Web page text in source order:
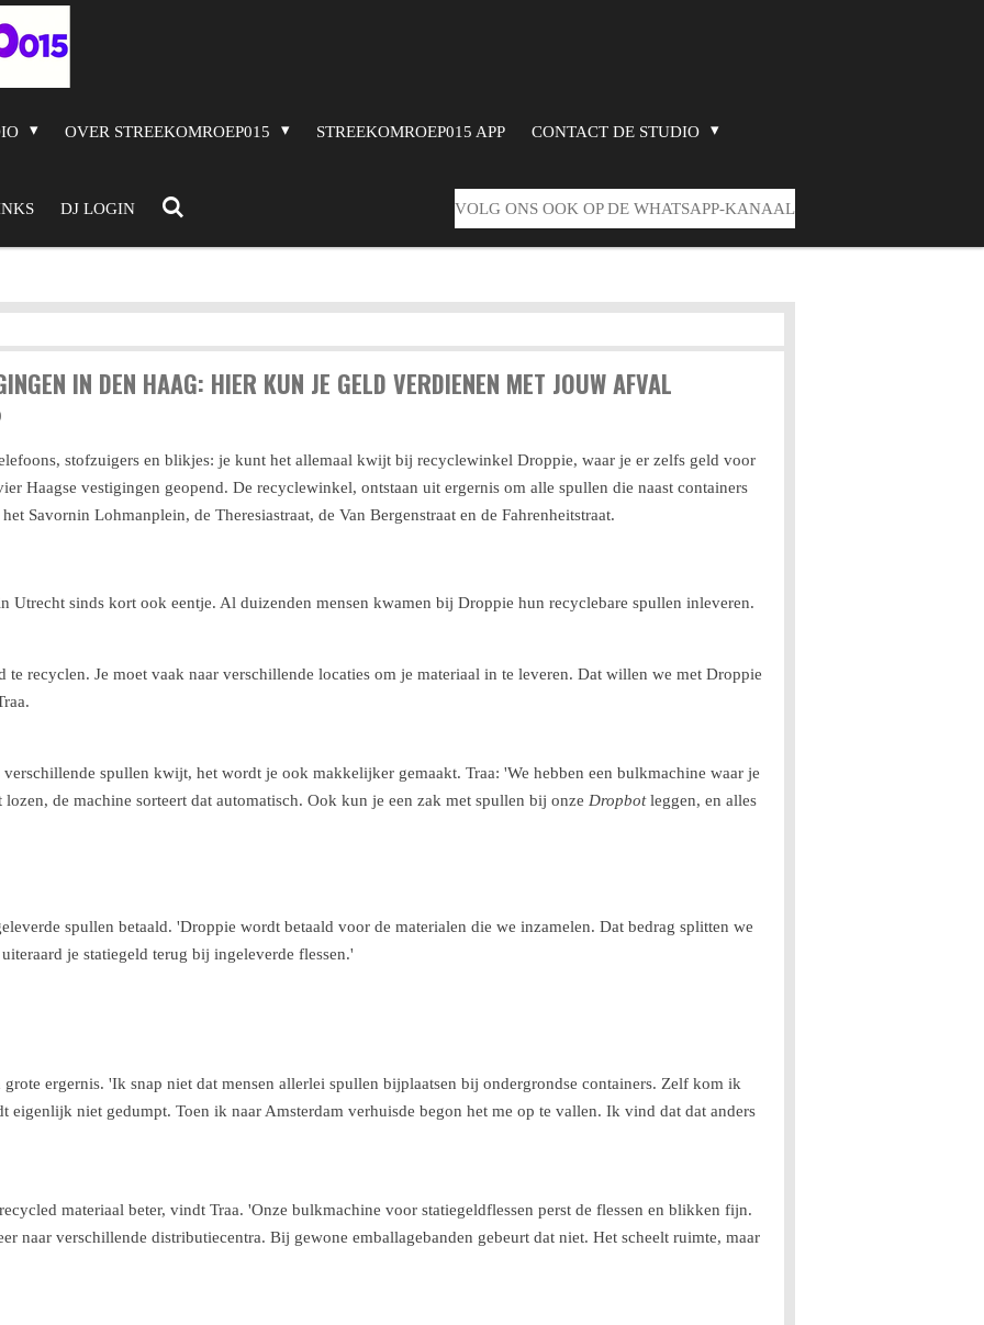
OVER STREEKOMROEP015 STREEKOMROEP015 APP CONTACT DE STUDIO
DJ LOGIN VOLG ONS OOK OP DE WHATSAPP-KANAAL
IN DEN HAAG: HIER KUN JE GELD VERDIENEN MET JOUW AFVAL
stofzuigers en blikjes: je kunt het allemaal kwijt bij recyclewinkel Droppie, waar je er zelfs geld voor
Haagse vestigingen geopend. De recyclewinkel, ontstaan uit ergernis om alle spullen die naast containers
Savornin Lohmanplein, de Theresiastraat, de Van Bergenstraat en de Fahrenheitstraat.
Utrecht sinds kort ook eentje. Al duizenden mensen kwamen bij Droppie hun recyclebare spullen inleveren.
te recyclen. Je moet vaak naar verschillende locaties om je materiaal in te leveren. Dat willen we met Droppie
spullen kwijt, het wordt je ook makkelijker gemaakt. Traa: 'We hebben een bulkmachine waar je
de machine sorteert dat automatisch. Ook kun je een zak met spullen bij onze Dropbot leggen, en alles
spullen betaald. 'Droppie wordt betaald voor de materialen die we inzamelen. Dat bedrag splitten we
je statiegeld terug bij ingeleverde flessen.'
grote ergernis. 'Ik snap niet dat mensen allerlei spullen bijplaatsen bij ondergrondse containers. Zelf kom ik
eigenlijk niet gedumpt. Toen ik naar Amsterdam verhuisde begon het me op te vallen. Ik vind dat dat anders
materiaal beter, vindt Traa. 'Onze bulkmachine voor statiegeldflessen perst de flessen en blikken fijn.
naar verschillende distributiecentra. Bij gewone emballagebanden gebeurt dat niet. Het scheelt ruimte, maar